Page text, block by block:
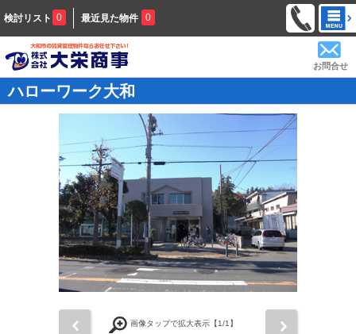
検討リスト 0 最近見た物件 0
お問合せ
ハローワーク大和
画像タップで拡大表示【1/1】